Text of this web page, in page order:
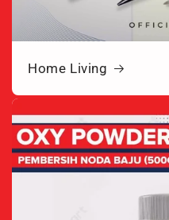
Home Living